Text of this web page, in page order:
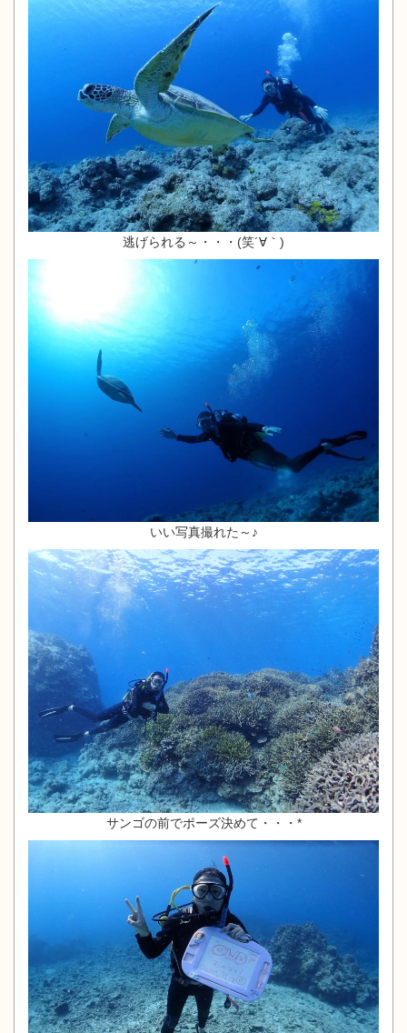
逃げられる～・・・(笑´∀｀)
いい写真撮れた～♪
サンゴの前でポーズ決めて・・・*